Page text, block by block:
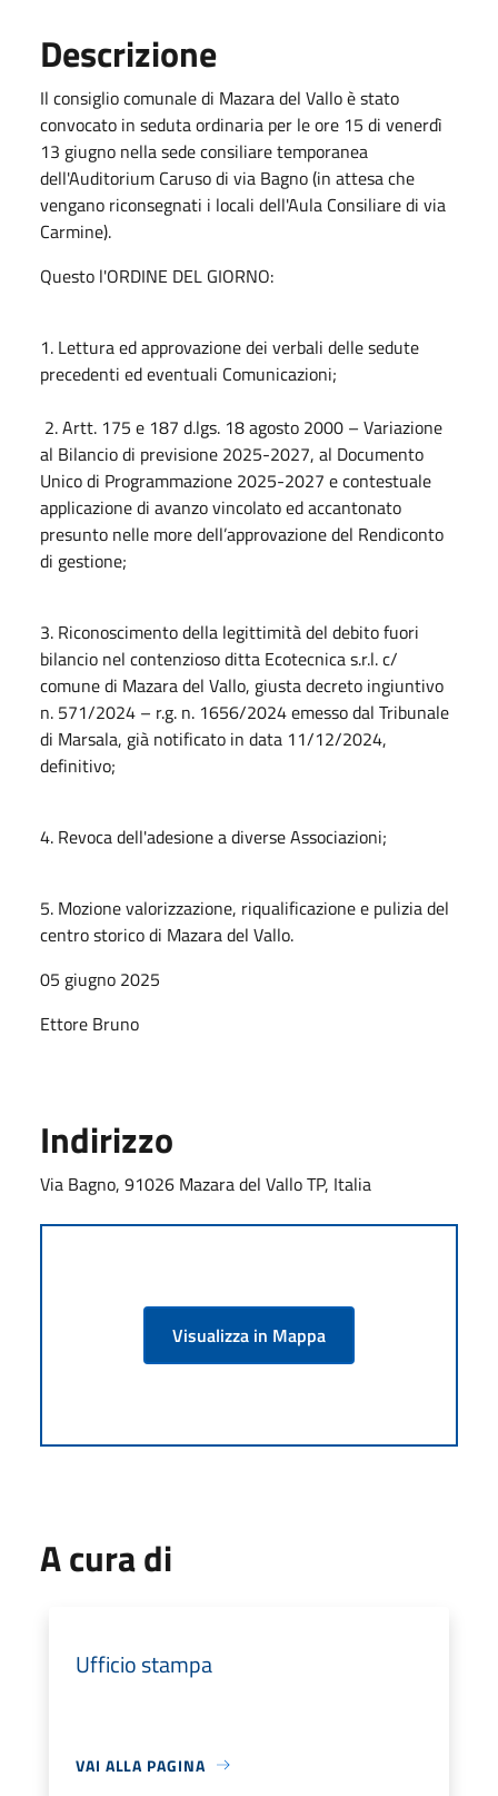
Descrizione
Il consiglio comunale di Mazara del Vallo è stato
convocato in seduta ordinaria per le ore 15 di venerdì
13 giugno nella sede consiliare temporanea
dell'Auditorium Caruso di via Bagno (in attesa che
vengano riconsegnati i locali dell'Aula Consiliare di via
Carmine).
Questo l'ORDINE DEL GIORNO:
1. Lettura ed approvazione dei verbali delle sedute
precedenti ed eventuali Comunicazioni;
2. Artt. 175 e 187 d.lgs. 18 agosto 2000 – Variazione
al Bilancio di previsione 2025-2027, al Documento
Unico di Programmazione 2025-2027 e contestuale
applicazione di avanzo vincolato ed accantonato
presunto nelle more dell’approvazione del Rendiconto
di gestione;
3. Riconoscimento della legittimità del debito fuori
bilancio nel contenzioso ditta Ecotecnica s.r.l. c/
comune di Mazara del Vallo, giusta decreto ingiuntivo
n. 571/2024 – r.g. n. 1656/2024 emesso dal Tribunale
di Marsala, già notificato in data 11/12/2024,
definitivo;
4. Revoca dell'adesione a diverse Associazioni;
5. Mozione valorizzazione, riqualificazione e pulizia del
centro storico di Mazara del Vallo.
05 giugno 2025
Ettore Bruno
Indirizzo
Via Bagno, 91026 Mazara del Vallo TP, Italia
Visualizza in Mappa
A cura di
Ufficio stampa
VAI ALLA PAGINA